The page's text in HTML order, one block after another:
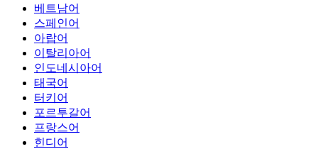
베트남어
스페인어
아랍어
이탈리아어
인도네시아어
태국어
터키어
포르투갈어
프랑스어
힌디어